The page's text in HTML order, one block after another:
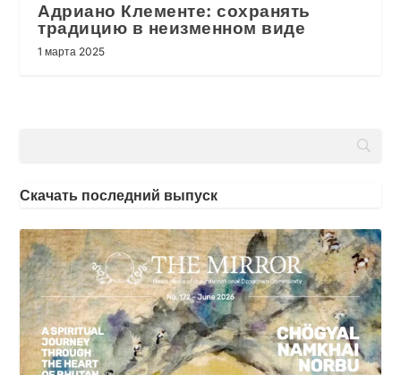
Адриано Клементе: сохранять
традицию в неизменном виде
1 марта 2025
Скачать последний выпуск